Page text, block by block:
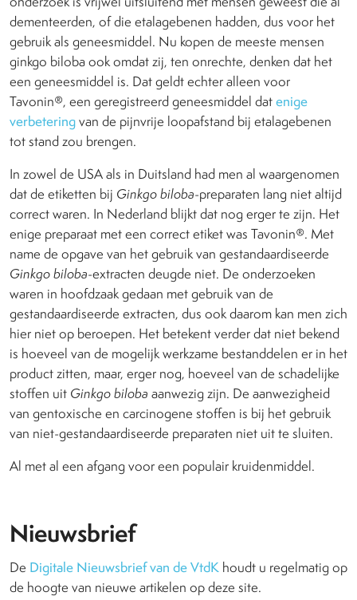
dementeerden, of die etalagebenen hadden, dus voor het
gebruik als geneesmiddel. Nu kopen de meeste mensen
ginkgo biloba ook omdat zij, ten onrechte, denken dat het
een geneesmiddel is. Dat geldt echter alleen voor
Tavonin®, een geregistreerd geneesmiddel datenige
verbeteringvan de pijnvrije loopafstand bij etalagebenen
tot stand zou brengen.
In zowel de USA als in Duitsland had men al waargenomen
dat de etiketten bij Ginkgo biloba-preparaten lang niet altijd
correct waren. In Nederland blijkt dat nog erger te zijn. Het
enige preparaat met een correct etiket was Tavonin®. Met
name de opgave van het gebruik van gestandaardiseerde
Ginkgo biloba-extracten deugde niet. De onderzoeken
waren in hoofdzaak gedaan met gebruik van de
gestandaardiseerde extracten, dus ook daarom kan men zich
hier niet op beroepen. Het betekent verder dat niet bekend
is hoeveel van de mogelijk werkzame bestanddelen er in het
product zitten, maar, erger nog, hoeveel van de schadelijke
stoffen uit Ginkgo biloba aanwezig zijn. De aanwezigheid
van gentoxische en carcinogene stoffen is bij het gebruik
van niet-gestandaardiseerde preparaten niet uit te sluiten.
Al met al een afgang voor een populair kruidenmiddel.
Nieuwsbrief
De Digitale Nieuwsbrief van de VtdK houdt u regelmatig op
de hoogte van nieuwe artikelen op deze site.